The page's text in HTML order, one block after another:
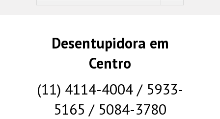
Desentupidora em
Centro
(11) 4114-4004 / 5933-
5165 / 5084-3780